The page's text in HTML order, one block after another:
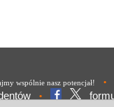
wspólnie nasz potencjał! •
•